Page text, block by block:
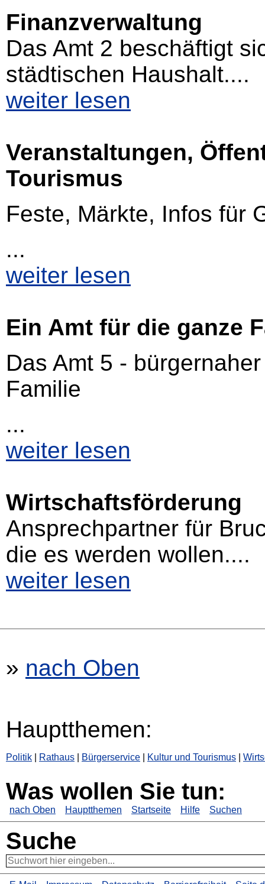
Finanzverwaltung
Das Amt 2 beschäftigt
städtischen Haushalt....
weiter lesen
Veranstaltungen,
Tourismus
Feste, Märkte, Infos für
...
weiter lesen
Ein Amt für die ganze
Das Amt 5 -
Familie
...
weiter lesen
Wirtschaftsförderung
Ansprechpartner für
die es werden wollen....
weiter lesen
» nach Oben
Hauptthemen:
Politik Rathaus Bürgerservice Kultur und Tourismus
Was wollen Sie tun:
nach Oben Hauptthemen Startseite Hilfe Suchen
Suche